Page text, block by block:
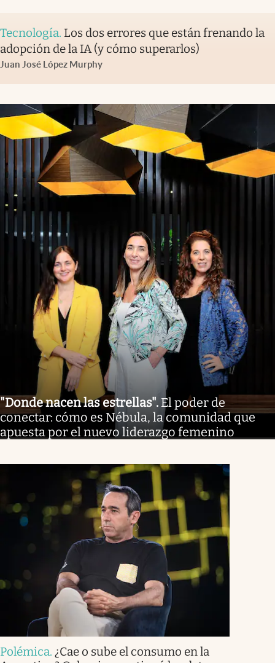
Tecnología. Los dos errores que están frenando la
adopción de la IA (y cómo superarlos)
Juan José López Murphy
"Donde nacen las estrellas". El poder de
conectar: cómo es Nébula, la comunidad que
apuesta por el nuevo liderazgo femenino
Polémica. ¿Cae o sube el consumo en la